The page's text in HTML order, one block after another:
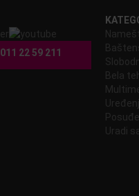
011 22 59 211
Bela
Posuđe
Uradi